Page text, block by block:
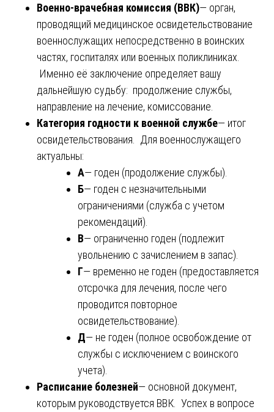
Военно-врачебная комиссия (ВВК)— орган,
проводящий медицинское освидетельствование
военнослужащих непосредственно в воинских
частях, госпиталях или военных поликлиниках.
Именно её заключение определяет вашу
дальнейшую судьбу: продолжение службы,
направление на лечение, комиссование.
Категория годности к военной службе— итог
освидетельствования. Для военнослужащего
актуальны:
А— годен (продолжение службы).
Б— годен с незначительными
ограничениями (служба с учетом
рекомендаций).
В— ограниченно годен (подлежит
увольнению с зачислением в запас).
Г— временно не годен (предоставляется
отсрочка для лечения, после чего
проводится повторное
освидетельствование).
Д— не годен (полное освобождение от
службы с исключением с воинского
учета).
Расписание болезней— основной документ,
которым руководствуется ВВК. Успех в вопросе